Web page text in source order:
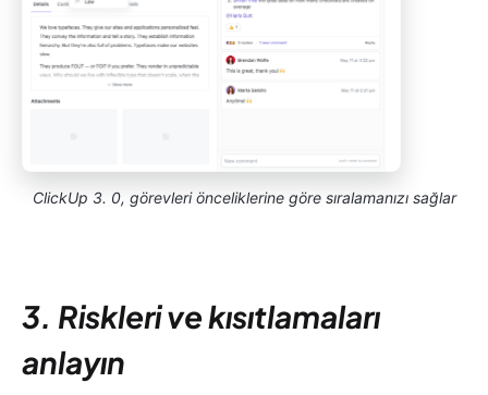
ClickUp 3. 0, görevleri önceliklerine göre sıralamanızı sağlar
3. Riskleri ve kısıtlamaları
anlayın